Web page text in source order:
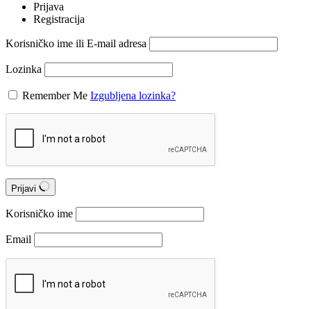
Prijava
Registracija
Korisničko ime ili E-mail adresa
Lozinka
Remember Me Izgubljena lozinka?
Prijavi
Korisničko ime
Email